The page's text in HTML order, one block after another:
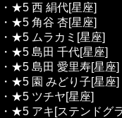
・★5 西 絹代[星座]
・★5 角谷 杏[星座]
・★5 ムラカミ[星座]
・★5 島田 千代[星座]
・★5 島田 愛里寿[星座]
・★5 園 みどり子[星座]
・★5 ツチヤ[星座]
・★5 アキ[ステンドグ